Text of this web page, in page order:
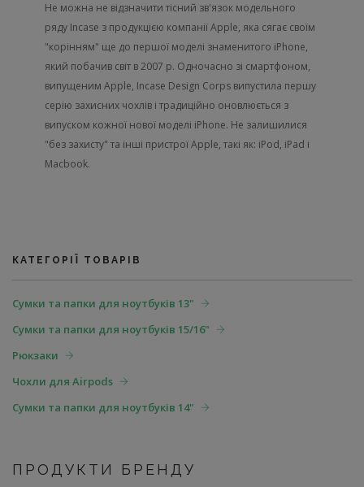
Не можна не відзначити тісний зв'язок модельного
ряду Incase з продукцією компанії Apple, яка сягає своїм
"корінням" ще до першої моделі знаменитого iPhone,
який побачив світ в 2007 р. Одночасно зі смартфоном,
випущеним Apple, Incase Design Corps випустила першу
серію захисних чохлів і традиційно оновлюється з
випуском кожної нової моделі iPhone. Не залишилися
"без захисту" та інші пристрої Apple, такі як: iPod, iPad і
Macbook.
КАТЕГОРІЇ ТОВАРІВ
Сумки та папки для ноутбуків 13"
Сумки та папки для ноутбуків 15/16"
Рюкзаки
Чохли для Airpods
Сумки та папки для ноутбуків 14"
ПРОДУКТИ БРЕНДУ